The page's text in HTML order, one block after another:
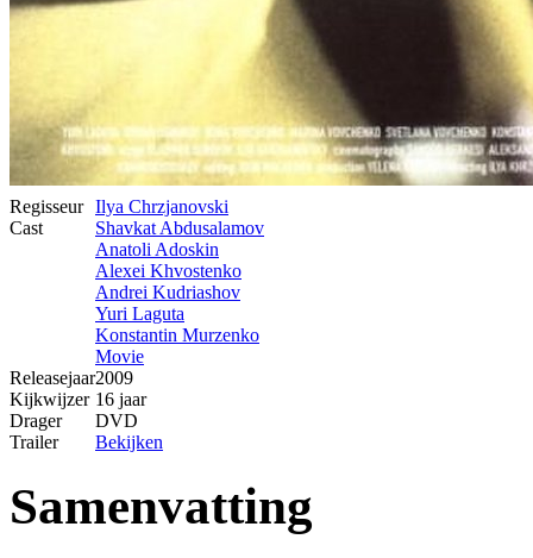
Regisseur Ilya Chrzjanovski
Cast
Shavkat Abdusalamov
Anatoli Adoskin
Alexei Khvostenko
Andrei Kudriashov
Yuri Laguta
Konstantin Murzenko
Movie
Releasejaar2009
Kijkwijzer 16 jaar
Drager
DVD
Trailer
Bekijken
Samenvatting